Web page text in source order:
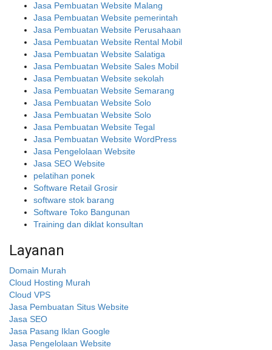
Jasa Pembuatan Website Malang
Jasa Pembuatan Website pemerintah
Jasa Pembuatan Website Perusahaan
Jasa Pembuatan Website Rental Mobil
Jasa Pembuatan Website Salatiga
Jasa Pembuatan Website Sales Mobil
Jasa Pembuatan Website sekolah
Jasa Pembuatan Website Semarang
Jasa Pembuatan Website Solo
Jasa Pembuatan Website Solo
Jasa Pembuatan Website Tegal
Jasa Pembuatan Website WordPress
Jasa Pengelolaan Website
Jasa SEO Website
pelatihan ponek
Software Retail Grosir
software stok barang
Software Toko Bangunan
Training dan diklat konsultan
Layanan
Domain Murah
Cloud Hosting Murah
Cloud VPS
Jasa Pembuatan Situs Website
Jasa SEO
Jasa Pasang Iklan Google
Jasa Pengelolaan Website